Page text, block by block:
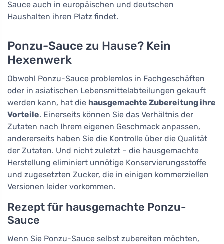
Sauce auch in europäischen und deutschen
Haushalten ihren Platz findet.
Ponzu-Sauce zu Hause? Kein
Hexenwerk
Obwohl Ponzu-Sauce problemlos in Fachgeschäften
oder in asiatischen Lebensmittelabteilungen gekauft
werden kann, hat die hausgemachte Zubereitung ihre
Vorteile. Einerseits können Sie das Verhältnis der
Zutaten nach Ihrem eigenen Geschmack anpassen,
andererseits haben Sie die Kontrolle über die Qualität
der Zutaten. Und nicht zuletzt – die hausgemachte
Herstellung eliminiert unnötige Konservierungsstoffe
und zugesetzten Zucker, die in einigen kommerziellen
Versionen leider vorkommen.
Rezept für hausgemachte Ponzu-
Sauce
Wenn Sie Ponzu-Sauce selbst zubereiten möchten,